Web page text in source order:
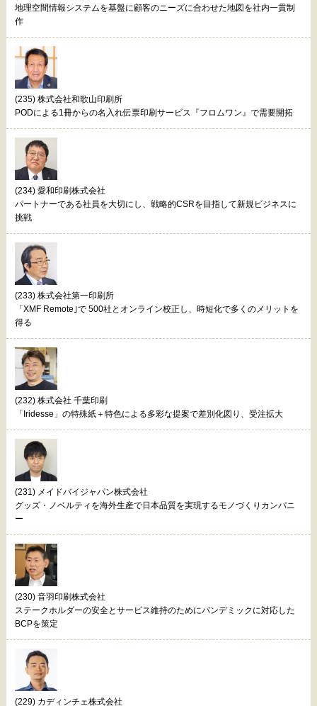
地理空間情報システムを基盤に顧客のニーズに合わせた地図を社内一貫制
作
(235) 株式会社和歌山印刷所
PODによる1冊からの名入れ伝票印刷サービス『フロムワン』で需要開拓
(234) 愛和印刷株式会社
パートナーである社員を大切にし、戦略的CSRを目指して新規ビジネスに
挑戦
(233) 株式会社第一印刷所
「XMF Remote｣で 500社とオンライン校正し、時短化で多くのメリットを
得る
(232) 株式会社 千葉印刷
「Iridesse」の特殊紙＋特色による多彩な提案で差別化図り、受注拡大
(231) メイドバイジャパン株式会社
グッズ・ノベルティを海外生産で日本品質を実現するモノづくりカンパニ
ー
(230) 音羽印刷株式会社
ステークホルダーの安全とサービス維持のためにパンデミックに対応した
BCPを策定
(229) カディンチェ株式会社